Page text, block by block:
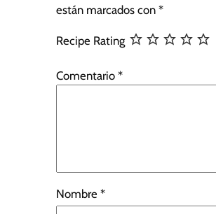
están marcados con *
Recipe Rating
Comentario *
Nombre *